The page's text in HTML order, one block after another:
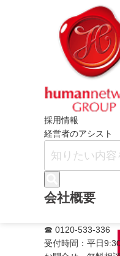
採用情報
経営者のアシスト
会社概要
☎ 0120-533-336
受付時間：平日